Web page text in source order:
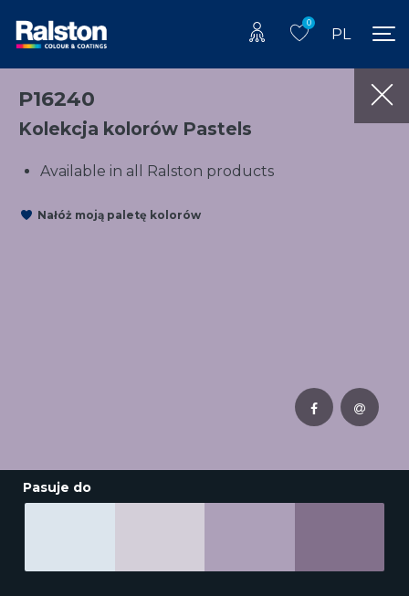
0
PL
P16240
Kolekcja kolorów Pastels
Available in all Ralston products
Nałóż moją paletę kolorów
Pasuje do